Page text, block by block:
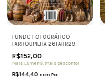
FUNDO FOTOGRÁFICO
FARROUPILHA 26FARR29
R$152,00
Mais Lumen®, mais desconto!
R$144,40 com Pix